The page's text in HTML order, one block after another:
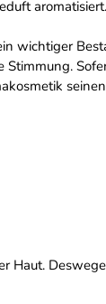
aromatisiert.
wichtiger
Haut.